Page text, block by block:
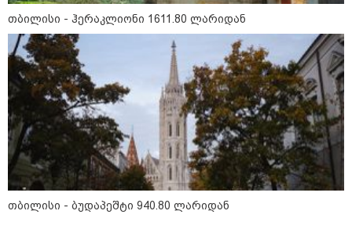
12:34 / 08-08-2026
რას აცხადებს ირაკლი კობახიძე
ელექტროენერგიის რამდენჯერმე
გათიშვასთან დაკავშირებით?
19:32 / 08-08-2026
"სიმბოლურია, რომ კობახიძის
მოღალატეობრივი განცხადება
საქართველოს
თბილისი - ჰერაკლიონი 1611.80 ლარიდან
თბილისი - ბუდაპეშტი 940.80 ლარიდან